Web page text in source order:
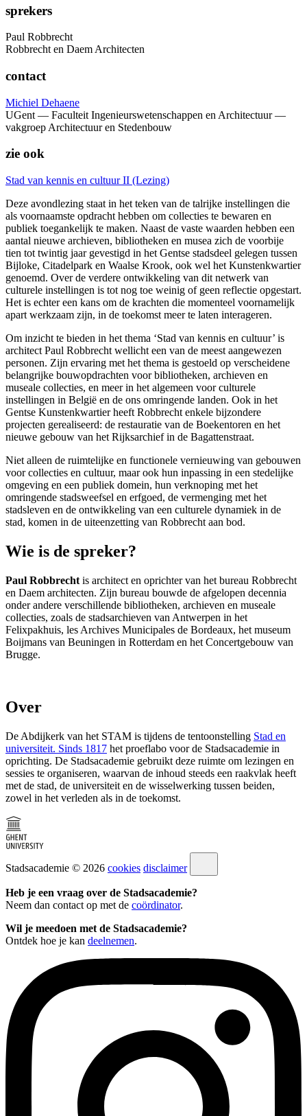
sprekers
Paul Robbrecht
Robbrecht en Daem Architecten
contact
Michiel Dehaene
UGent — Faculteit Ingenieurswetenschappen en Architectuur —
vakgroep Architectuur en Stedenbouw
zie ook
Stad van kennis en cultuur II (Lezing)
Deze avondlezing staat in het teken van de talrijke instellingen die
als voornaamste opdracht hebben om collecties te bewaren en
publiek toegankelijk te maken. Naast de vaste waarden hebben een
aantal nieuwe archieven, bibliotheken en musea zich de voorbije
tien tot twintig jaar gevestigd in het Gentse stadsdeel gelegen tussen
Bijloke, Citadelpark en Waalse Krook, ook wel het Kunstenkwartier
genoemd. Over de verdere ontwikkeling van dit netwerk van
culturele instellingen is tot nog toe weinig of geen reflectie opgestart.
Het is echter een kans om de krachten die momenteel voornamelijk
apart werkzaam zijn, in de toekomst meer te laten interageren.
Om inzicht te bieden in het thema ‘Stad van kennis en cultuur’ is
architect Paul Robbrecht wellicht een van de meest aangewezen
personen. Zijn ervaring met het thema is gestoeld op verscheidene
belangrijke bouwopdrachten voor bibliotheken, archieven en
museale collecties, en meer in het algemeen voor culturele
instellingen in België en de ons omringende landen. Ook in het
Gentse Kunstenkwartier heeft Robbrecht enkele bijzondere
projecten gerealiseerd: de restauratie van de Boekentoren en het
nieuwe gebouw van het Rijksarchief in de Bagattenstraat.
Niet alleen de ruimtelijke en functionele vernieuwing van gebouwen
voor collecties en cultuur, maar ook hun inpassing in een stedelijke
omgeving en een publiek domein, hun verknoping met het
omringende stadsweefsel en erfgoed, de vermenging met het
stadsleven en de ontwikkeling van een culturele dynamiek in de
stad, komen in de uiteenzetting van Robbrecht aan bod.
Wie is de spreker?
Paul Robbrecht is architect en oprichter van het bureau Robbrecht
en Daem architecten. Zijn bureau bouwde de afgelopen decennia
onder andere verschillende bibliotheken, archieven en museale
collecties, zoals de stadsarchieven van Antwerpen in het
Felixpakhuis, les Archives Municipales de Bordeaux, het museum
Boijmans van Beuningen in Rotterdam en het Concertgebouw van
Brugge.
Over
De Abdijkerk van het STAM is tijdens de tentoonstelling Stad en
universiteit. Sinds 1817 het proeflabo voor de Stadsacademie in
oprichting. De Stadsacademie gebruikt deze ruimte om lezingen en
sessies te organiseren, waarvan de inhoud steeds een raakvlak heeft
met de stad, de universiteit en de wisselwerking tussen beiden,
zowel in het verleden als in de toekomst.
Stadsacademie © 2026 cookies disclaimer
Heb je een vraag over de Stadsacademie?
Neem dan contact op met de coördinator.
Wil je meedoen met de Stadsacademie?
Ontdek hoe je kan deelnemen.